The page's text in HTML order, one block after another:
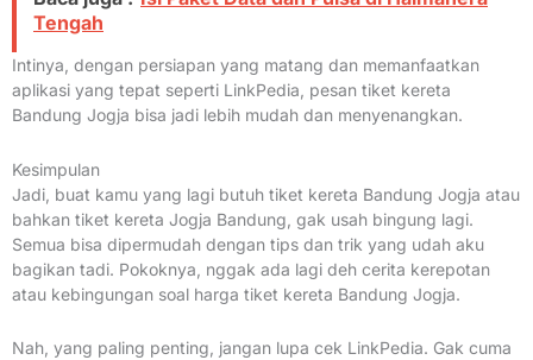
Tengah
Intinya, dengan persiapan yang matang dan memanfaatkan
aplikasi yang tepat seperti LinkPedia, pesan tiket kereta
Bandung Jogja bisa jadi lebih mudah dan menyenangkan.
Kesimpulan
Jadi, buat kamu yang lagi butuh tiket kereta Bandung Jogja atau
bahkan tiket kereta Jogja Bandung, gak usah bingung lagi.
Semua bisa dipermudah dengan tips dan trik yang udah aku
bagikan tadi. Pokoknya, nggak ada lagi deh cerita kerepotan
atau kebingungan soal harga tiket kereta Bandung Jogja.
Nah, yang paling penting, jangan lupa cek LinkPedia. Gak cuma